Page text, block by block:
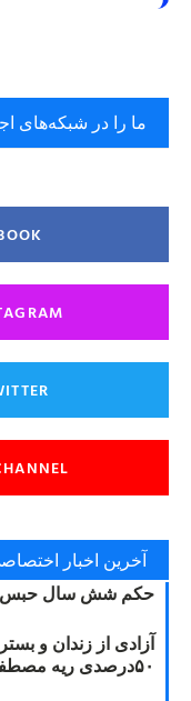
ما را در شبکه‌های
آخرین اخبار
حکم شش سال حبس
آزادی از زندان و
۵۰درصدی ریه مصطفی دانشجو